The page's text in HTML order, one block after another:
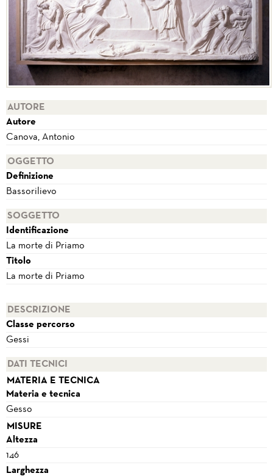
AUTORE
Autore
Canova, Antonio
OGGETTO
Definizione
Bassorilievo
SOGGETTO
Identificazione
La morte di Priamo
Titolo
La morte di Priamo
DESCRIZIONE
Classe percorso
Gessi
DATI TECNICI
MATERIA E TECNICA
Materia e tecnica
Gesso
MISURE
Altezza
146
Larghezza